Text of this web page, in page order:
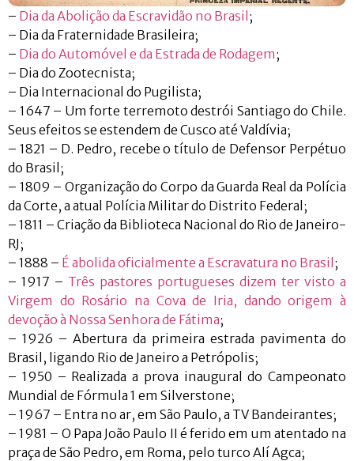
– Dia da Abolição da Escravidão no Brasil;
– Dia da Fraternidade Brasileira;
– Dia do Automóvel e da Estrada de Rodagem;
– Dia do Zootecnista;
– Dia Internacional do Pugilista;
– 1647 – Um forte terremoto destrói Santiago do Chile.
Seus efeitos se estendem de Cusco até Valdívia;
– 1821 – D. Pedro, recebe o título de Defensor Perpétuo
do Brasil;
– 1809 – Organização do Corpo da Guarda Real da Polícia
da Corte, a atual Polícia Militar do Distrito Federal;
– 1811 – Criação da Biblioteca Nacional do Rio de Janeiro-
RJ;
– 1888 – É abolida oficialmente a Escravatura no Brasil;
– 1917 – Três pastores portugueses dizem ter visto a
Virgem do Rosário na Cova de Iria, dando origem à
devoção à Nossa Senhora de Fátima;
– 1926 – Abertura da primeira estrada pavimenta do
Brasil, ligando Rio de Janeiro a Petrópolis;
– 1950 – Realizada a prova inaugural do Campeonato
Mundial de Fórmula 1 em Silverstone;
– 1967 – Entra no ar, em São Paulo, a TV Bandeirantes;
– 1981 – O Papa João Paulo II é ferido em um atentado na
praça de São Pedro, em Roma, pelo turco Alí Agca;